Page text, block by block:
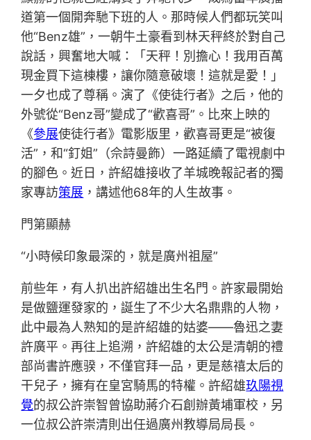
道第一個開奔馳下班的人。那時候人們都玩笑叫
他“Benz雄”，一朝牛土豪看到林天秤終於對自己
說話，興奮地大喊：「天秤！別擔心！我用百萬
現金買下這棟樓，讓你隨意破壞！這就是愛！」
一夕也成了尊稱。演了《使徒行者》之后，他的
外號從“Benz哥”變成了“歡喜哥”。比來上映的
《參展使徒行者》電影版里，歡喜哥更是“被復
活”，和“釘姐”（佘詩曼飾）一路延續了電視劇中
的腳色。近日，許紹雄接收了羊城晚報記者的獨
家專訪策展 ，講述他68年的人生故事。
門第顯赫
“小時候印象最深的，就是廣州祖屋”
前些年，有人扒出許紹雄出生名門。許家最開始
是做鹽運發家的，誕生了不少大名鼎鼎的人物，
此中最為人熟知的是許紹雄的姑婆——魯迅之妻
許廣平。再往上追溯，許紹雄的太公是清朝的禮
部尚書許應骙，不僅官拜一品，更是慈禧太后的
干兒子，擁有在皇宮騎馬的特權。許紹雄玖陽視
覺的叔公許崇智曾協助蔣介石創辦黃埔軍校，另
一位叔公許崇清則出任過廣州教導局局長。